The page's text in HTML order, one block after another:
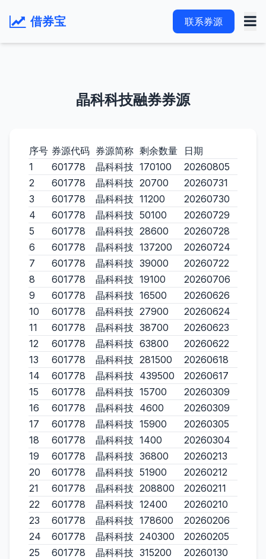
借券宝 联系券源
晶科科技融券券源
序号 券源代码 券源简称 剩余数量
日期
1
601778 晶科科技 170100
20260805
2
601778 晶科科技 20700
20260731
3
601778 晶科科技 11200
20260730
4
601778 晶科科技 50100
20260729
5
601778 晶科科技 28600
20260728
6
601778 晶科科技 137200
20260724
7
601778 晶科科技 39000
20260722
8
601778 晶科科技 19100
20260706
9
601778 晶科科技 16500
20260626
10
601778 晶科科技 27900
20260624
11
601778 晶科科技 38700
20260623
12
601778 晶科科技 63800
20260622
13
601778 晶科科技 281500
20260618
14
601778 晶科科技 439500
20260617
15
601778 晶科科技 15700
20260309
16
601778 晶科科技 4600
20260309
17
601778 晶科科技 15900
20260305
18
601778 晶科科技 1400
20260304
19
601778 晶科科技 36800
20260213
20
601778 晶科科技 51900
20260212
21
601778 晶科科技 208800
20260211
22
601778 晶科科技 12400
20260210
23
601778 晶科科技 178600
20260206
24
601778 晶科科技 240300
20260205
25
601778 晶科科技 315200 20260130